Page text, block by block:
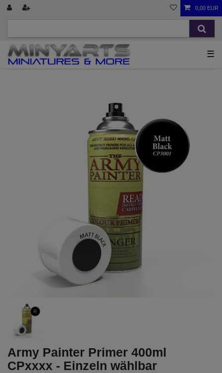
0,00 EUR
☰
Army Painter Primer 400ml
CPxxxx - Einzeln wählbar